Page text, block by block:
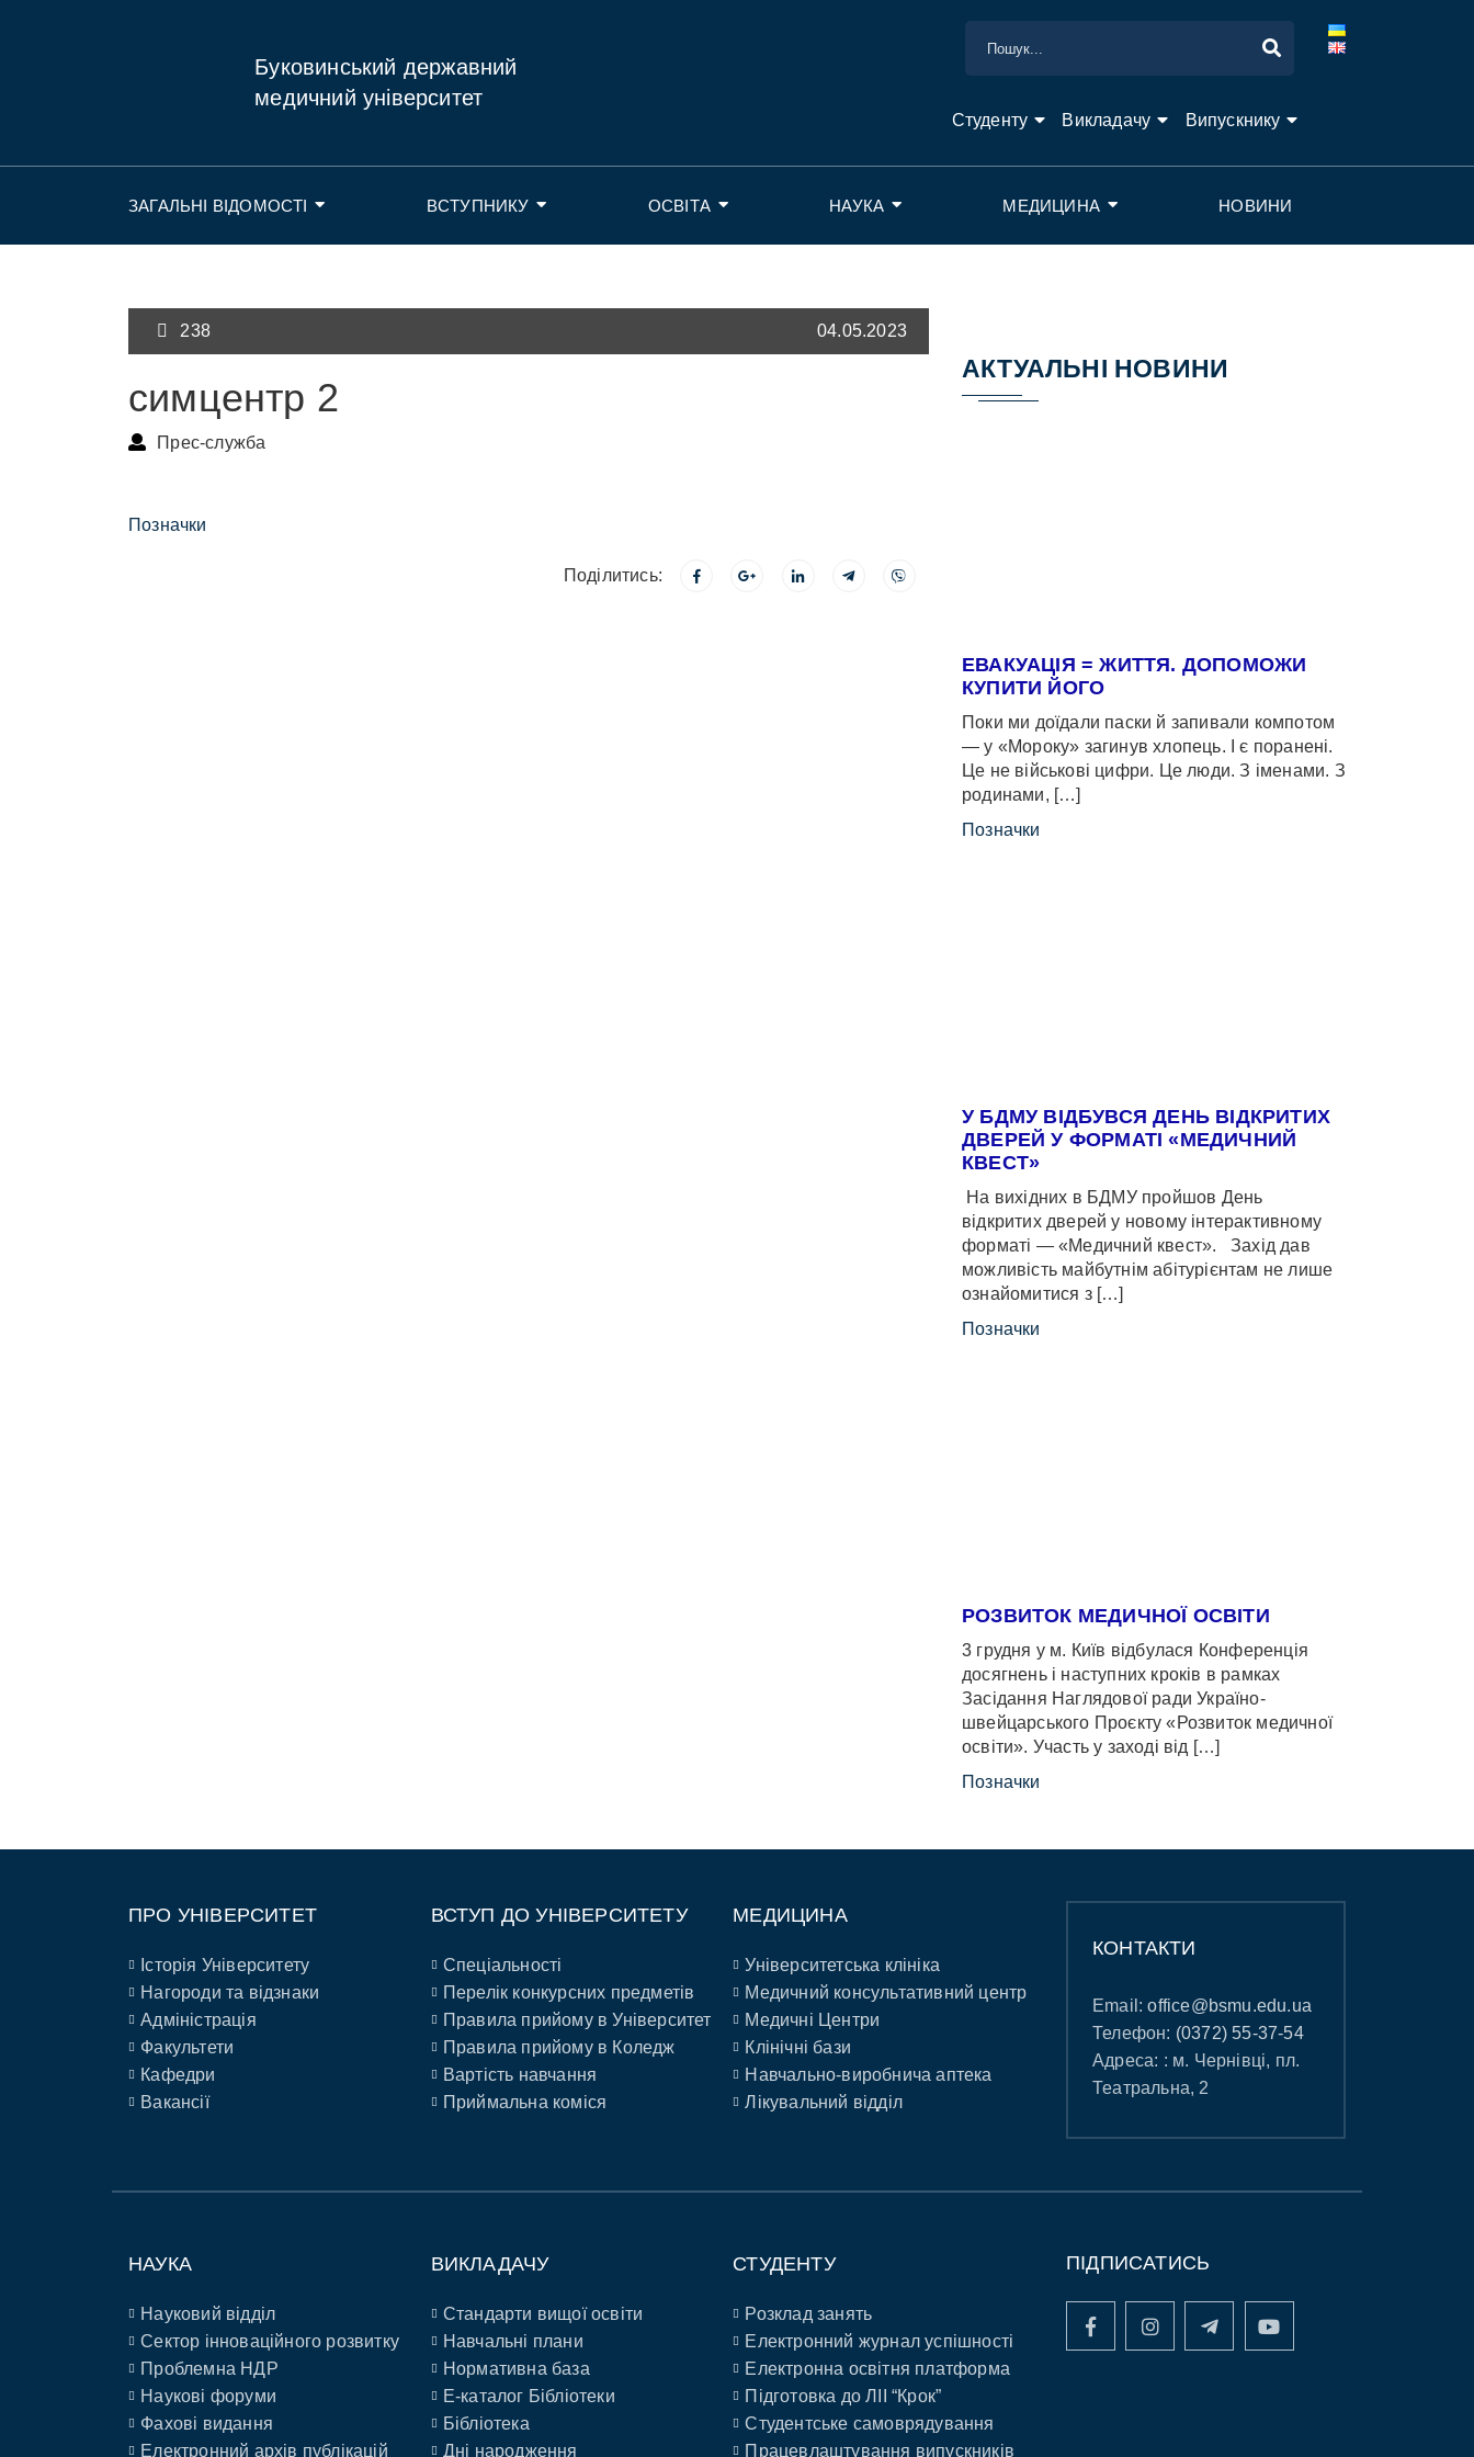
Буковинський державний
медичний університет
Студенту Викладачу Випускнику
ЗАГАЛЬНІ ВІДОМОСТІ ВСТУПНИКУ ОСВІТА НАУКА МЕДИЦИНА НОВИНИ
238 04.05.2023
симцентр 2
Прес-служба
Позначки
Поділитись:
АКТУАЛЬНІ НОВИНИ
ЕВАКУАЦІЯ = ЖИТТЯ. ДОПОМОЖИ
КУПИТИ ЙОГО
Поки ми доїдали паски й запивали компотом
— у «Мороку» загинув хлопець. І є поранені.
Це не військові цифри. Це люди. З іменами. З
родинами, […]
Позначки
У БДМУ ВІДБУВСЯ ДЕНЬ ВІДКРИТИХ
ДВЕРЕЙ У ФОРМАТІ «МЕДИЧНИЙ
КВЕСТ»
На вихідних в БДМУ пройшов День
відкритих дверей у новому інтерактивному
форматі — «Медичний квест». Захід дав
можливість майбутнім абітурієнтам не лише
ознайомитися з […]
Позначки
РОЗВИТОК МЕДИЧНОЇ ОСВІТИ
3 грудня у м. Київ відбулася Конференція
досягнень і наступних кроків в рамках
Засідання Наглядової ради Україно-
швейцарського Проєкту «Розвиток медичної
освіти». Участь у заході від […]
Позначки
ПРО УНІВЕРСИТЕТ
Історія Університету
Нагороди та відзнаки
Адміністрація
Факультети
Кафедри
Вакансії
ВСТУП ДО УНІВЕРСИТЕТУ
Спеціальності
Перелік конкурсних предметів
Правила прийому в Університет
Правила прийому в Коледж
Вартість навчання
Приймальна коміся
МЕДИЦИНА
Університетська клініка
Медичний консультативний центр
Медичні Центри
Клінічні бази
Навчально-виробнича аптека
Лікувальний відділ
КОНТАКТИ
Email:office@bsmu.edu.ua
Телефон: (0372) 55-37-54
Адреса: : м. Чернівці, пл.
Театральна, 2
НАУКА
Науковий відділ
Сектор інноваційного розвитку
Проблемна НДР
Наукові форуми
Фахові видання
Електронний архів публікацій
ВИКЛАДАЧУ
Стандарти вищої освіти
Навчальні плани
Нормативна база
E-каталог Бібліотеки
Бібліотека
Дні народження
СТУДЕНТУ
Розклад занять
Електронний журнал успішності
Електронна освітня платформа
Підготовка до ЛІІ “Крок”
Студентське самоврядування
Працевлаштування випускників
ПІДПИСАТИСЬ